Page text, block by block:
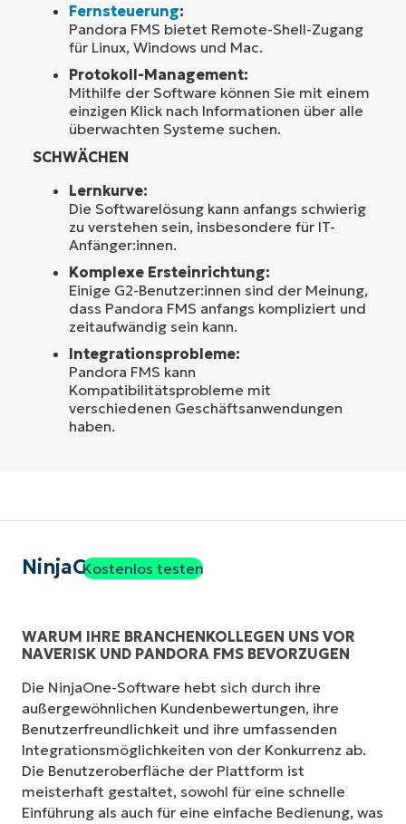
Fernsteuerung:
Pandora FMS bietet Remote-Shell-Zugang
für Linux, Windows und Mac.
Protokoll-Management:
Mithilfe der Software können Sie mit einem
einzigen Klick nach Informationen über alle
überwachten Systeme suchen.
SCHWÄCHEN
Lernkurve:
Die Softwarelösung kann anfangs schwierig
zu verstehen sein, insbesondere für IT-
Anfänger:innen.
Komplexe Ersteinrichtung:
Einige G2-Benutzer:innen sind der Meinung,
dass Pandora FMS anfangs kompliziert und
zeitaufwändig sein kann.
Integrationsprobleme:
Pandora FMS kann
Kompatibilitätsprobleme mit
verschiedenen Geschäftsanwendungen
haben.
NinjaOneKostenlos testen
WARUM IHRE BRANCHENKOLLEGEN UNS VOR
NAVERISK UND PANDORA FMS BEVORZUGEN
Die NinjaOne-Software hebt sich durch ihre
außergewöhnlichen Kundenbewertungen, ihre
Benutzerfreundlichkeit und ihre umfassenden
Integrationsmöglichkeiten von der Konkurrenz ab.
Die Benutzeroberfläche der Plattform ist
meisterhaft gestaltet, sowohl für eine schnelle
Einführung als auch für eine einfache Bedienung, was